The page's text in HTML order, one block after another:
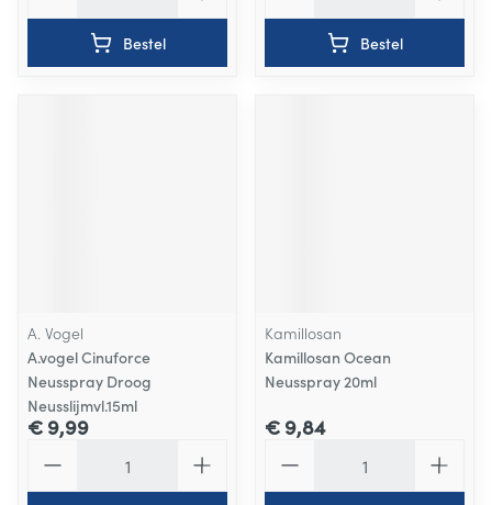
Bestel Bestel
A. Vogel
A.vogel Cinuforce
Neusspray Droog
Neusslijmvl.15ml
€ 9,99
Kamillosan
Kamillosan Ocean
Neusspray 20ml
€ 9,84